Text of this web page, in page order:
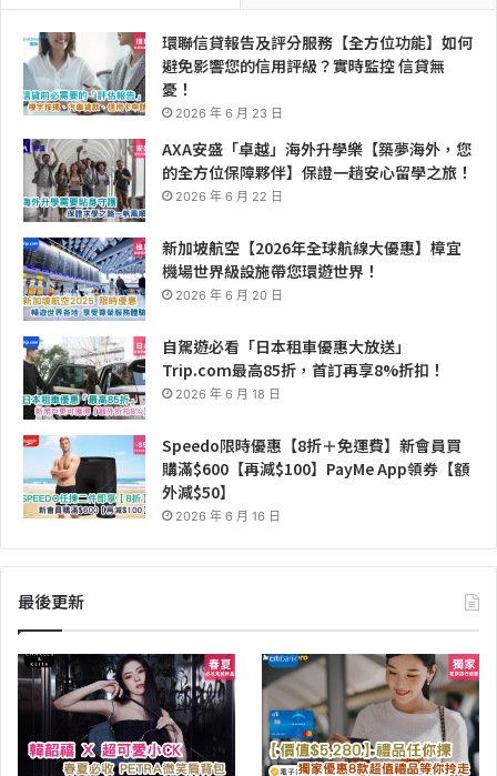
環聯信貸報告及評分服務【全方位功能】如何
避免影響您的信用評級？實時監控 信貸無
憂！
2026 年 6 月 23 日
AXA安盛「卓越」海外升學樂【築夢海外，您
的全方位保障夥伴】保證一趟安心留學之旅！
2026 年 6 月 22 日
新加坡航空【2026年全球航線大優惠】樟宜
機場世界級設施帶您環遊世界！
2026 年 6 月 20 日
自駕遊必看「日本租車優惠大放送」
Trip.com最高85折，首訂再享8%折扣！
2026 年 6 月 18 日
Speedo限時優惠【8折＋免運費】新會員買
購滿$600【再減$100】PayMe App領券【額
外減$50】
2026 年 6 月 16 日
最後更新